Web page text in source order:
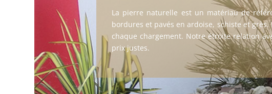
La pierre naturelle est un matériau de
bordures et pavés en ardoise, schiste et
chaque chargement. Notre étroite relation
prix justes.